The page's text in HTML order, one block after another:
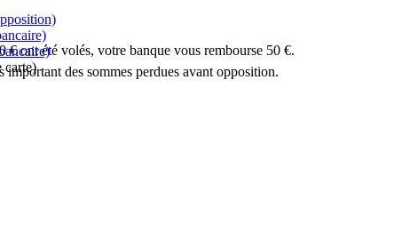
€ ont été volés, votre banque vous rembourse 50 €.
important des sommes perdues avant opposition.
carte)